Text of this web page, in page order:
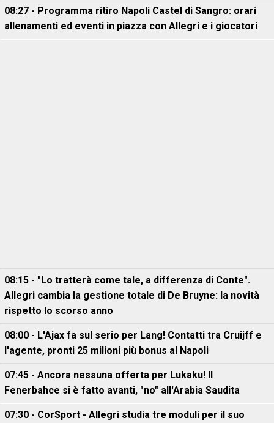
08:27 - Programma ritiro Napoli Castel di Sangro: orari
allenamenti ed eventi in piazza con Allegri e i giocatori
08:15 - "Lo tratterà come tale, a differenza di Conte".
Allegri cambia la gestione totale di De Bruyne: la novità
rispetto lo scorso anno
08:00 - L'Ajax fa sul serio per Lang! Contatti tra Cruijff e
l'agente, pronti 25 milioni più bonus al Napoli
07:45 - Ancora nessuna offerta per Lukaku! Il
Fenerbahce si è fatto avanti, "no" all'Arabia Saudita
07:30 - CorSport - Allegri studia tre moduli per il suo